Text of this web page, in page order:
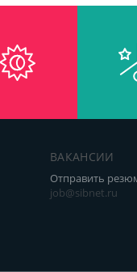
ВАКАНСИИ
Отправить
job@sibnet.ru